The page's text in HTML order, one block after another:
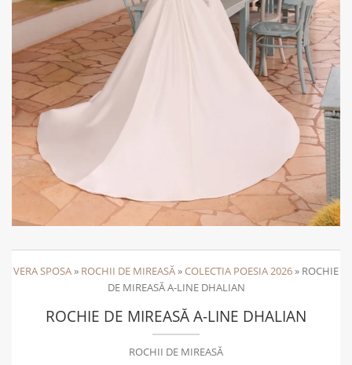
VERA SPOSA» ROCHII DE MIREASĂ»COLECTIA POESIA 2026» ROCHIE
DE MIREASĂ A-LINE DHALIAN
ROCHIE DE MIREASĂ A-LINE DHALIAN
ROCHII DE MIREASĂ